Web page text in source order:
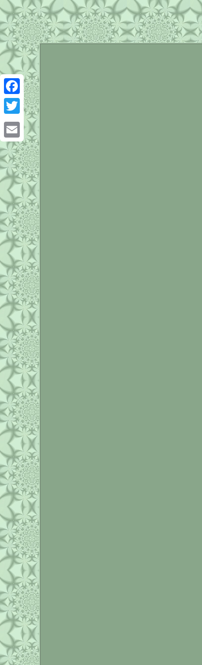
Facebook
Twitter
Email